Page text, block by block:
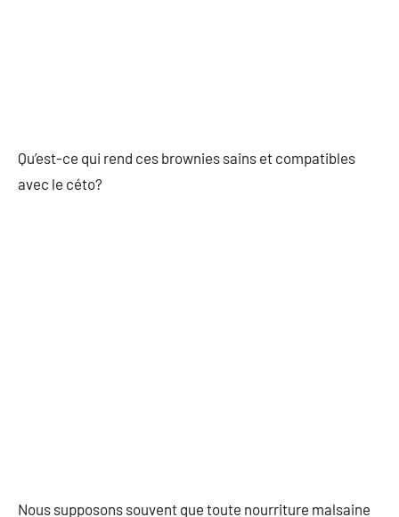
Qu’est-ce qui rend ces brownies sains et compatibles
avec le céto?
Nous supposons souvent que toute nourriture malsaine